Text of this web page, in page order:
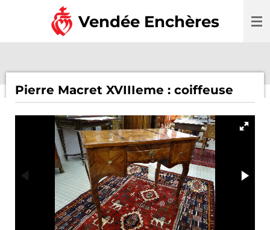
Vendée Enchères
Pierre Macret XVIIIeme : coiffeuse